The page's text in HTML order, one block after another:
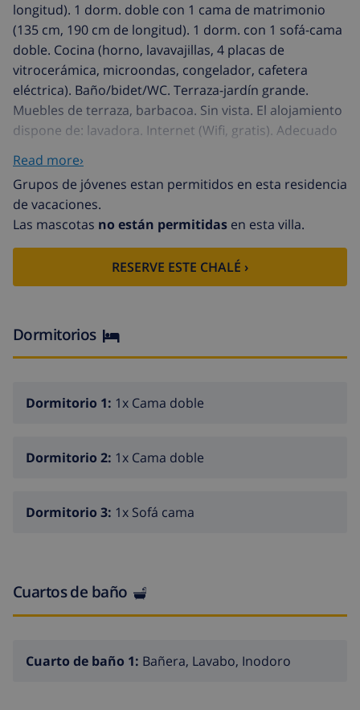
longitud). 1 dorm. doble con 1 cama de matrimonio
(135 cm, 190 cm de longitud). 1 dorm. con 1 sofá-cama
doble. Cocina (horno, lavavajillas, 4 placas de
vitrocerámica, microondas, congelador, cafetera
eléctrica). Baño/bidet/WC. Terraza-jardín grande.
Muebles de terraza, barbacoa. Sin vista. El alojamiento
dispone de: lavadora. Internet (Wifi, gratis). Adecuado
para familias. Permitido máximo 1 mascota / perro.
HUTG013045
Casa de apartamentos "Astamar", moderno,
agradable. En la localidad, a 500 m del centro de Lloret
de mar, a 230 m del mar, a 230 m de la playa.
Posibilidad de aparcamiento en la calle. Supermercado
50 m, restaurante 200 m, bar 100 m, panadería 50 m.
Atracciones en los alrededores: Waterworld 3 km,
en cuenta: adecuado para familias.
Read more›
Grupos de jóvenes estan permitidos en esta residencia
de vacaciones.
Las mascotas no están permitidas en esta villa.
RESERVE ESTE CHALÉ ›
Dormitorios
Dormitorio 1: 1x Cama doble
Dormitorio 2: 1x Cama doble
Dormitorio 3: 1x Sofá cama
Cuartos de baño
Cuarto de baño 1: Bañera, Lavabo, Inodoro